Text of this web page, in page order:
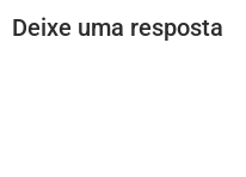
Deixe uma resposta